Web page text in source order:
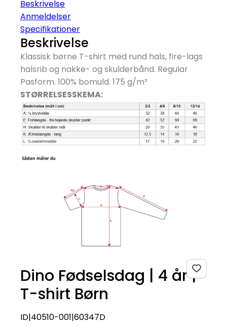
Beskrivelse
Anmeldelser
Specifikationer
Beskrivelse
Klassisk børne T-shirt med rund hals, fire-lags
halsrib og nakke- og skulderbånd. Regular
Pasform. 100% bomuld. 175 g/m²
STØRRELSESSKEMA:
Dino Fødselsdag | 4 år |
T-shirt Børn
ID|40510-001|60347D